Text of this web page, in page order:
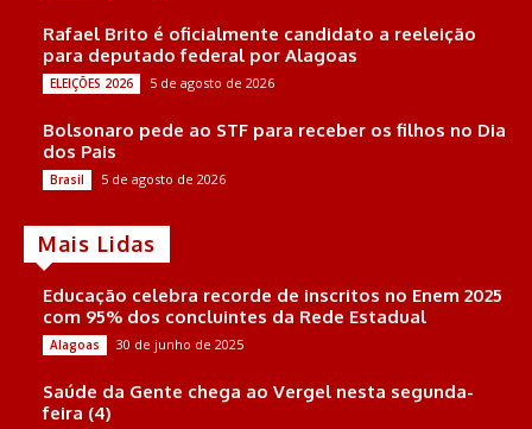
Rafael Brito é oficialmente candidato a reeleição
para deputado federal por Alagoas
ELEIÇÕES 2026 5 de agosto de 2026
Bolsonaro pede ao STF para receber os filhos no Dia
dos Pais
Brasil 5 de agosto de 2026
Mais Lidas
Educação celebra recorde de inscritos no Enem 2025
com 95% dos concluintes da Rede Estadual
Alagoas 30 de junho de 2025
Saúde da Gente chega ao Vergel nesta segunda-
feira (4)